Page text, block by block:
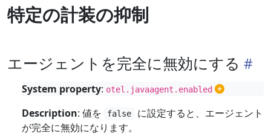
特定の計装の抑制
エージェントを完全に無効にする
System property: otel.javaagent.enabled
Description: 値を false
に設定すると、エージェント
が完全に無効になります。